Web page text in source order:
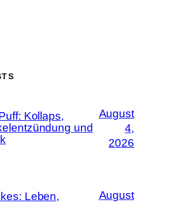
Kollaps,
und
August
4,
2026
Leben,
August